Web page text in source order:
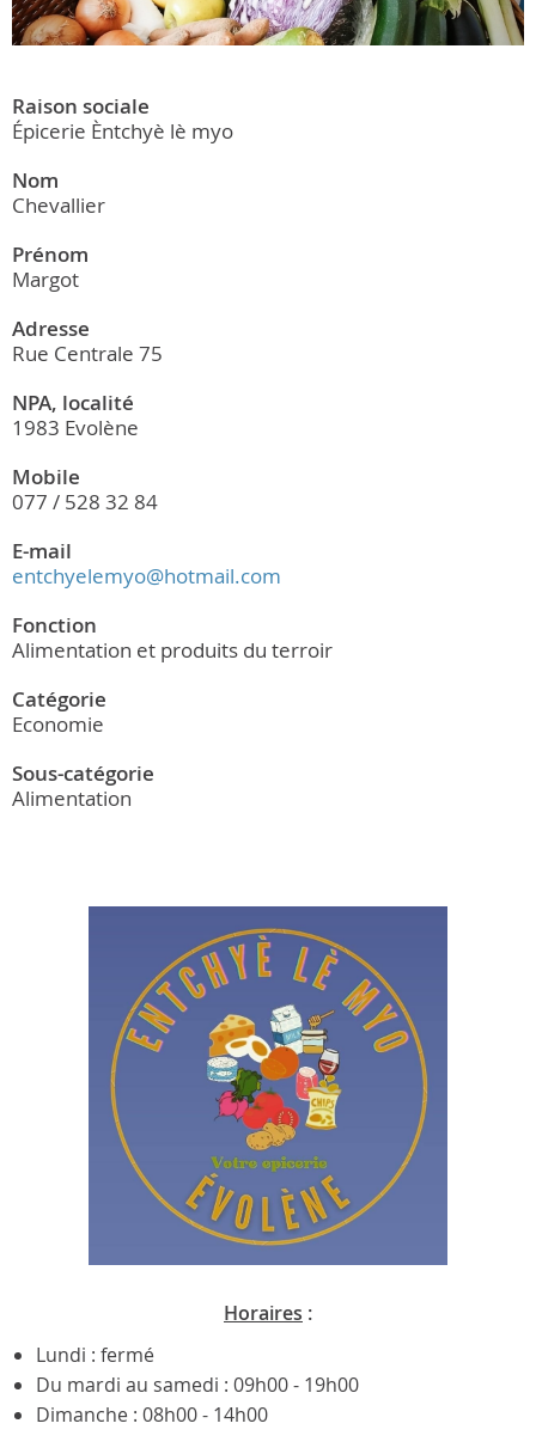
Raison sociale
Épicerie Èntchyè lè myo
Nom
Chevallier
Prénom
Margot
Adresse
Rue Centrale 75
NPA, localité
1983 Evolène
Mobile
077 / 528 32 84
E-mail
entchyelemyo@hotmail.com
Fonction
Alimentation et produits du terroir
Catégorie
Economie
Sous-catégorie
Alimentation
Horaires :
Lundi : fermé
Du mardi au samedi : 09h00 - 19h00
Dimanche : 08h00 - 14h00